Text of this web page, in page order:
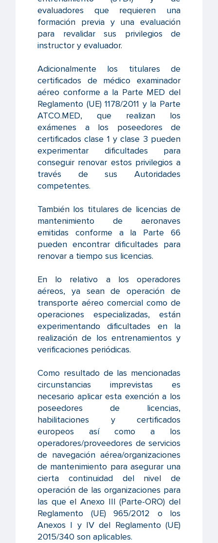
evaluadores que requieren una
formación previa y una evaluación
para revalidar sus privilegios de
instructor y evaluador.
Adicionalmente los titulares de
certificados de médico examinador
aéreo conforme a la Parte MED del
Reglamento (UE) 1178/2011 y la Parte
ATCO.MED, que realizan los
exámenes a los poseedores de
certificados clase 1 y clase 3 pueden
experimentar dificultades para
conseguir renovar estos privilegios a
través de sus Autoridades
competentes.
También los titulares de licencias de
mantenimiento de aeronaves
emitidas conforme a la Parte 66
pueden encontrar dificultades para
renovar a tiempo sus licencias.
En lo relativo a los operadores
aéreos, ya sean de operación de
transporte aéreo comercial como de
operaciones especializadas, están
experimentando dificultades en la
realización de los entrenamientos y
verificaciones periódicas.
Como resultado de las mencionadas
circunstancias imprevistas es
necesario aplicar esta exención a los
poseedores de licencias,
habilitaciones y certificados
europeos así como a los
operadores/proveedores de servicios
de navegación aérea/organizaciones
de mantenimiento para asegurar una
cierta continuidad del nivel de
operación de las organizaciones para
las que el Anexo III (Parte-ORO) del
Reglamento (UE) 965/2012 o los
Anexos I y IV del Reglamento (UE)
2015/340 son aplicables.